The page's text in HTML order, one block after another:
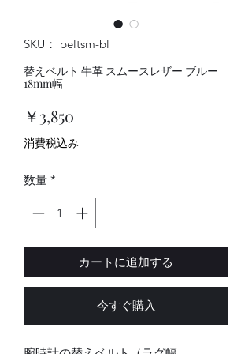
SKU： beltsm-bl
替えベルト 牛革 スムースレザー ブルー
18mm幅
￥3,850
格
消費税込み
数量 *
カートに追加する
今すぐ購入